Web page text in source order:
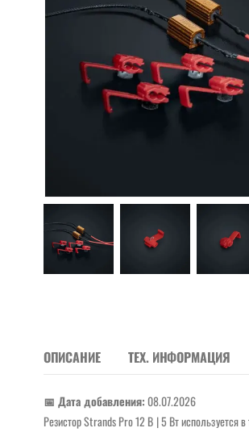
ОПИСАНИЕ ТЕХ. ИНФОРМАЦИЯ
📅 Дата добавления:08.07.2026
Резистор Strands Pro 12 В | 5 Вт используется